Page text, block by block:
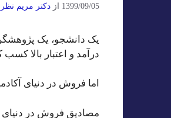
1399/09/05 از دکتر مریم
یک دانشجو، یک
درآمد و اعتبار بالا کسب
اما فروش در دنیای
مصادیق فروش در